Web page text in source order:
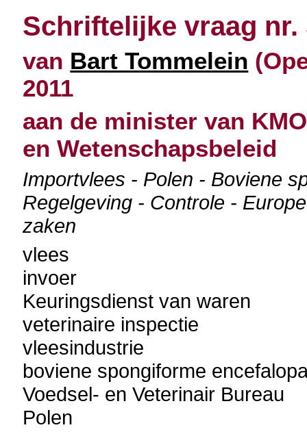
Schriftelijke vraag nr.
van Bart Tommelein
2011
aan de minister van
en Wetenschapsbeleid
Importvlees - Polen - Boviene
Regelgeving - Controle -
zaken
vlees
invoer
Keuringsdienst van waren
veterinaire inspectie
vleesindustrie
boviene spongiforme
Voedsel- en Veterinair Bureau
Polen